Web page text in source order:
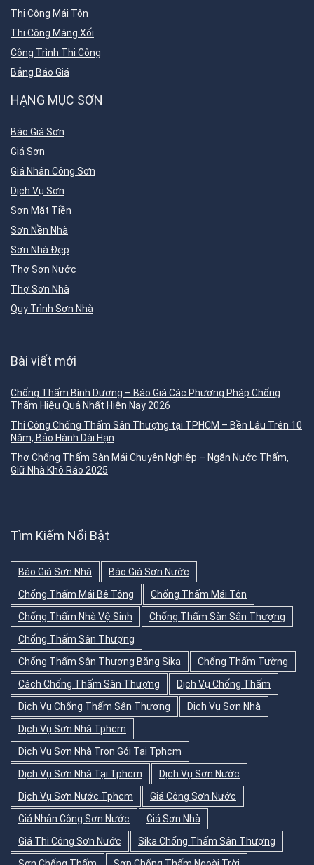
Thi Công Mái Tôn
Thi Công Máng Xối
Công Trình Thi Công
Bảng Báo Giá
HẠNG MỤC SƠN
Báo Giá Sơn
Giá Sơn
Giá Nhân Công Sơn
Dịch Vụ Sơn
Sơn Mặt Tiền
Sơn Nền Nhà
Sơn Nhà Đẹp
Thợ Sơn Nước
Thợ Sơn Nhà
Quy Trình Sơn Nhà
Bài viết mới
Chống Thấm Bình Dương – Báo Giá Các Phương Pháp Chống
Thấm Hiệu Quả Nhất Hiện Nay 2026
Thi Công Chống Thấm Sân Thượng tại TPHCM – Bền Lâu Trên 10
Năm, Bảo Hành Dài Hạn
Thợ Chống Thấm Sàn Mái Chuyên Nghiệp – Ngăn Nước Thấm,
Giữ Nhà Khô Ráo 2025
Tìm Kiếm Nổi Bật
Báo Giá Sơn Nhà
Báo Giá Sơn Nước
Chống Thấm Mái Bê Tông
Chống Thấm Mái Tôn
Chống Thấm Nhà Vệ Sinh
Chống Thấm Sàn Sân Thượng
Chống Thấm Sân Thượng
Chống Thấm Sân Thượng Bằng Sika
Chống Thấm Tường
Cách Chống Thấm Sân Thượng
Dịch Vụ Chống Thấm
Dịch Vụ Chống Thấm Sân Thượng
Dịch Vụ Sơn Nhà
Dịch Vụ Sơn Nhà Tphcm
Dịch Vụ Sơn Nhà Trọn Gói Tại Tphcm
Dịch Vụ Sơn Nhà Tại Tphcm
Dịch Vụ Sơn Nước
Dịch Vụ Sơn Nước Tphcm
Giá Công Sơn Nước
Giá Nhân Công Sơn Nước
Giá Sơn Nhà
Giá Thi Công Sơn Nước
Sika Chống Thấm Sân Thượng